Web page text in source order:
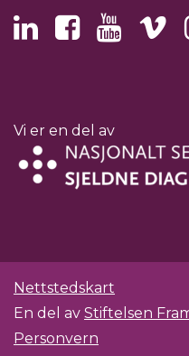
Vi er en del av
Nettstedskart
En del av Stiftelsen
Personvern